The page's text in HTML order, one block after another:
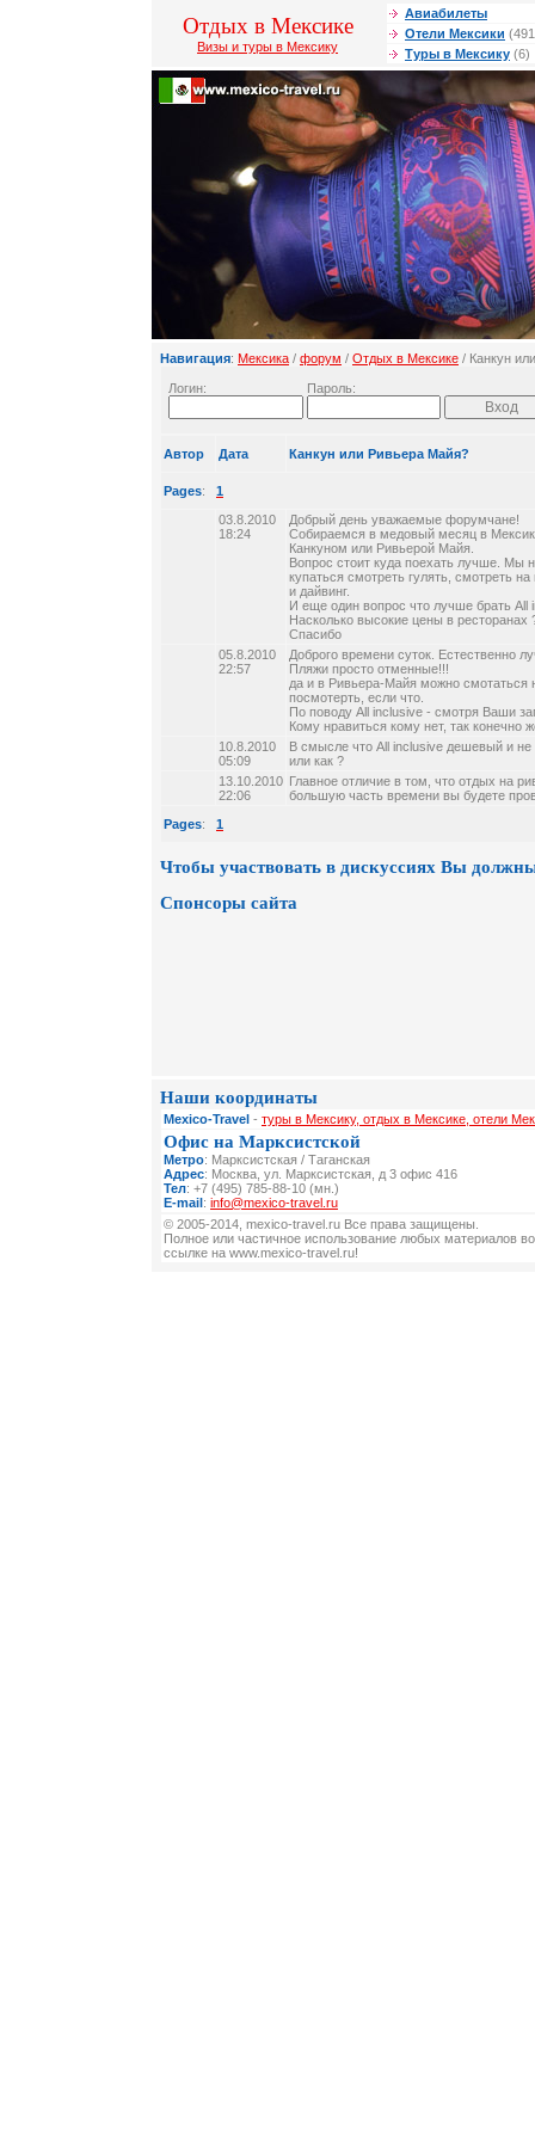
Отдых в Мексике
Визы и туры в Мексику
Авиабилеты
Отели Мексики
Туры в Мексику (6)
Навигация: Мексика / форум / Отдых в Мексике / Канкун
Логин: Пароль:
Автор Дата Канкун или Ривьера Майя?
Pages: 1
03.8.2010
18:24
Добрый день уважаемые форумчане!
Собираемся в медовый месяц в
Канкуном или Ривьерой Майя.
Вопрос стоит куда поехать лучше. Мы
купаться смотреть гулять, смотреть
и дайвинг.
И еще один вопрос что лучше брать All
Насколько высокие цены в ресторанах
Спасибо
05.8.2010
22:57
Доброго времени суток. Естественно
Пляжи просто отменные!!!
да и в Ривьера-Майя можно смотаться
посмотерть, если что.
По поводу All inclusive - смотря Ваши
Кому нравиться кому нет, так конечно
10.8.2010
05:09
В смысле что All inclusive дешевый и
или как ?
13.10.2010
22:06
Главное отличие в том, что отдых на
большую часть времени вы будете
Pages: 1
Чтобы участвовать в дискуссиях Вы
Спонсоры сайта
Наши координаты
Mexico-Travel - туры в Мексику, отдых в Мексике, отели
Офис на Марксистской
Метро: Марксистская / Таганская
Адрес: Москва, ул. Марксистская, д 3 офис 416
Тел: +7 (495) 785-88-10 (мн.)
E-mail: info@mexico-travel.ru
© 2005-2014, mexico-travel.ru Все права защищены.
Полное или частичное использование любых материалов
ссылке на www.mexico-travel.ru!